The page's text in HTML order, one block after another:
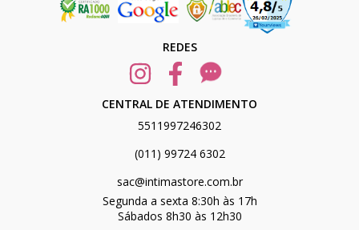
REDES
CENTRAL DE ATENDIMENTO
5511997246302
(011) 99724 6302
sac@intimastore.com.br
Segunda a sexta 8:30h às 17h
Sábados 8h30 às 12h30